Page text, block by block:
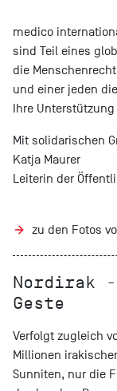
medico
sind Teil eines
die
und einer jeden
Ihre
Mit solidarischen
Katja Maurer
Leiterin der
zu den Fotos
Nordirak
Geste
Verfolgt zugleich
Millionen
Sunniten, nur die